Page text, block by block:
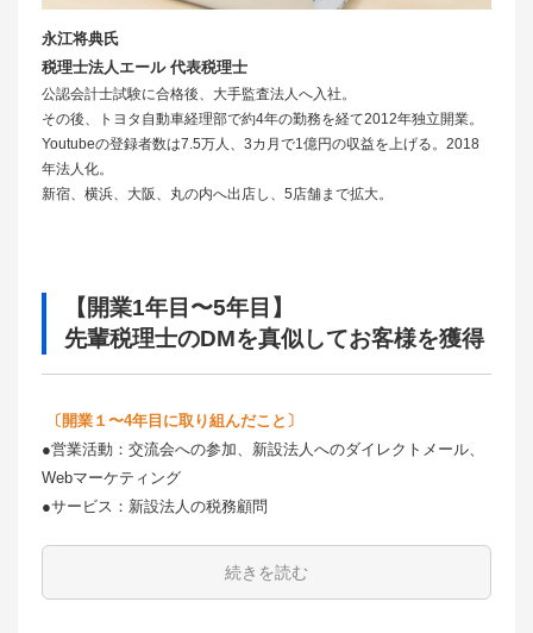
永江将典氏
税理士法人エール 代表税理士
公認会計士試験に合格後、大手監査法人へ入社。
その後、トヨタ自動車経理部で約4年の勤務を経て2012年独立開業。
Youtubeの登録者数は7.5万人、3カ月で1億円の収益を上げる。2018
年法人化。
新宿、横浜、大阪、丸の内へ出店し、5店舗まで拡大。
【開業1年目〜5年目】
先輩税理士のDMを真似してお客様を獲得
〔開業１〜4年目に取り組んだこと〕
●営業活動：交流会への参加、新設法人へのダイレクトメール、
Webマーケティング
●サービス：新設法人の税務顧問
続きを読む